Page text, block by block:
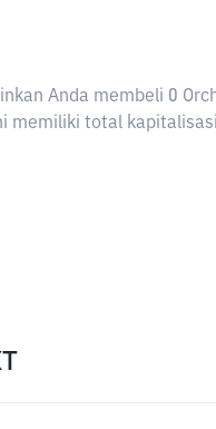
Anda membeli 0
memiliki total